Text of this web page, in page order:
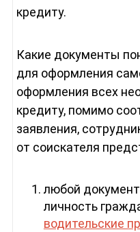
кредиту.
Какие документы
для оформления
оформления всех
кредиту, помимо
заявления,
от соискателя
любой
личность
водительские